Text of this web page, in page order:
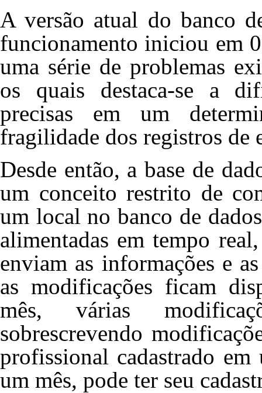
A versão atual do banco
funcionamento iniciou em
uma série de problemas
os quais destaca-se a
precisas em um
fragilidade dos registros de
Desde então, a base de
um conceito restrito de
um local no banco de
alimentadas em tempo
enviam as informações e
as modificações ficam
mês, várias
sobrescrevendo
profissional cadastrado
um mês, pode ter seu